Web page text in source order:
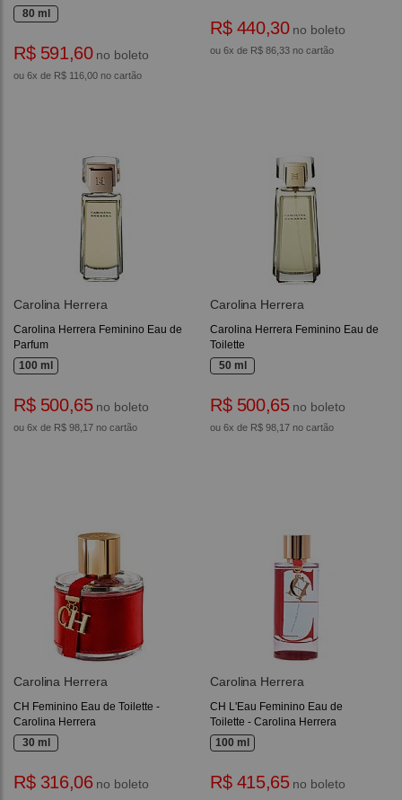
80 ml
R$ 591,60no boleto
ou 6x de R$ 116,00 no cartão
R$ 440,30no boleto
ou 6x de R$ 86,33 no cartão
Carolina Herrera
Carolina Herrera Feminino Eau de
Parfum
100 ml
R$ 500,65no boleto
ou 6x de R$ 98,17 no cartão
Carolina Herrera
Carolina Herrera Feminino Eau de
Toilette
50 ml
R$ 500,65no boleto
ou 6x de R$ 98,17 no cartão
Carolina Herrera
CH Feminino Eau de Toilette -
Carolina Herrera
30 ml
R$ 316,06no boleto
Carolina Herrera
CH L'Eau Feminino Eau de
Toilette - Carolina Herrera
100 ml
R$ 415,65no boleto